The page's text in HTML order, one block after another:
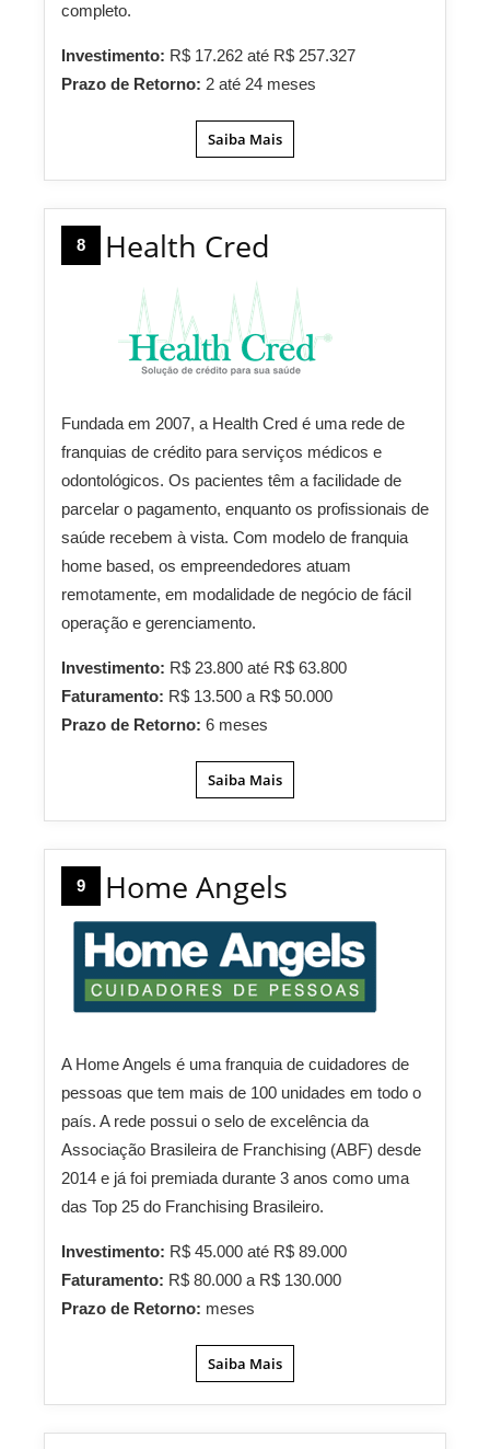
completo.
Investimento: R$ 17.262 até R$ 257.327
Prazo de Retorno: 2 até 24 meses
Saiba Mais
8 Health Cred
Fundada em 2007, a Health Cred é uma rede de
franquias de crédito para serviços médicos e
odontológicos. Os pacientes têm a facilidade de
parcelar o pagamento, enquanto os profissionais de
saúde recebem à vista. Com modelo de franquia
home based, os empreendedores atuam
remotamente, em modalidade de negócio de fácil
operação e gerenciamento.
Investimento: R$ 23.800 até R$ 63.800
Faturamento: R$ 13.500 a R$ 50.000
Prazo de Retorno: 6 meses
Saiba Mais
9 Home Angels
A Home Angels é uma franquia de cuidadores de
pessoas que tem mais de 100 unidades em todo o
país. A rede possui o selo de excelência da
Associação Brasileira de Franchising (ABF) desde
2014 e já foi premiada durante 3 anos como uma
das Top 25 do Franchising Brasileiro.
Investimento: R$ 45.000 até R$ 89.000
Faturamento: R$ 80.000 a R$ 130.000
Prazo de Retorno: meses
Saiba Mais